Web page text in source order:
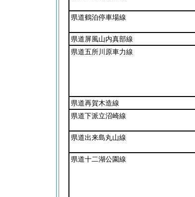
県道鶴泊停車場線
県道屏風山内真部線
県道五所川原車力線
県道再賀木造線
県道下派立沼崎線
県道出来島丸山線
県道十二湖公園線